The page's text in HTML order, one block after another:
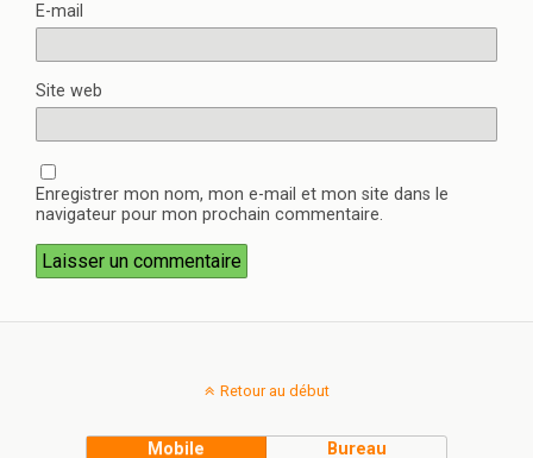
E-mail
Site web
Enregistrer mon nom, mon e-mail et mon site dans le
navigateur pour mon prochain commentaire.
Retour au début
Mobile Bureau